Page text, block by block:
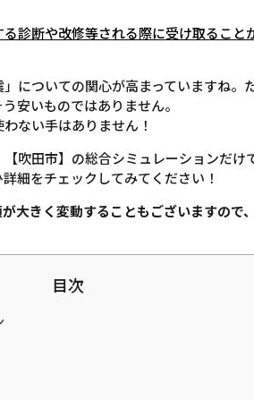
る診断や改修等される際に受け取るこ
についての関心が高まっていますね。
安いものではありません。
ない手はありません！
吹田市】の総合シミュレーションだけ
細をチェックしてみてください！
大きく変動することもございますので、
目次